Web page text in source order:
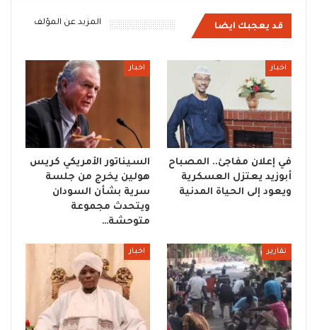
قد يعجبك ايضا المزيد عن المؤلف
اخبار
في إعلان مفاجئ.. المصباح
أبوزيد يعتزل العسكرية
ويعود إلى الحياة المدنية
اخبار
السيناتور الأمريكي كريس
هولين يخرج من جلسة
سرية بشأن السودان
ويتحدث مجموعة
متوحشة…
تقارير اخبار